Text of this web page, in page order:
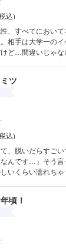
込)
、すべてにおい
相手は大学一の
ど…間違いじゃ
ツ
込)
、脱いだらすご
んです…」そう
いくらい濡れち
頃！